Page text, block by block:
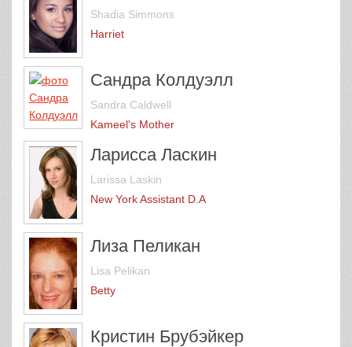
Shadia Simmons
Harriet
Сандра Колдуэлл
Sandra Caldwell
Kameel's Mother
Ларисса Ласкин
Larissa Laskin
New York Assistant D.A
Лиза Пеликан
Lisa Pelikan
Betty
Кристин Брубэйкер